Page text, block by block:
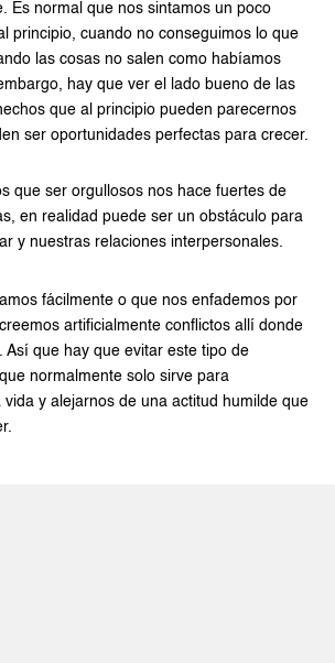
Es normal que nos sintamos un poco
principio, cuando no conseguimos lo que
las cosas no salen como habíamos
hay que ver el lado bueno de las
que al principio pueden parecernos
ser oportunidades perfectas para crecer.
que ser orgullosos nos hace fuertes de
en realidad puede ser un obstáculo para
y nuestras relaciones interpersonales.
fácilmente o que nos enfademos por
artificialmente conflictos allí donde
Así que hay que evitar este tipo de
normalmente solo sirve para
vida y alejarnos de una actitud humilde que